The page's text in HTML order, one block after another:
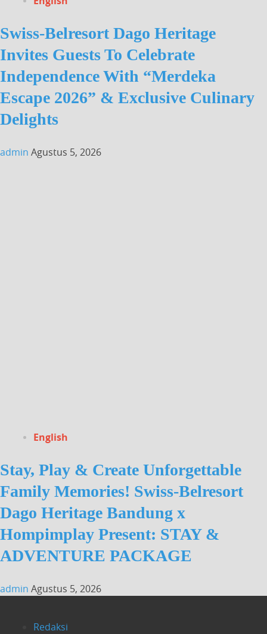
Swiss-Belresort Dago Heritage
Invites Guests To Celebrate
Independence With “Merdeka
Escape 2026” & Exclusive Culinary
Delights
admin Agustus 5, 2026
English
Stay, Play & Create Unforgettable
Family Memories! Swiss-Belresort
Dago Heritage Bandung x
Hompimplay Present: STAY &
ADVENTURE PACKAGE
admin Agustus 5, 2026
Redaksi